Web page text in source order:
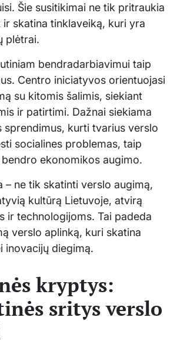
Šie susitikimai ne tik pritraukia
ir skatina tinklaveiką, kuri yra
plėtrai.
bendradarbiavimui taip
Centro iniciatyvos orientuojasi
su kitomis šalimis, siekiant
ir patirtimi. Dažnai siekiama
sprendimus, kurti tvarius verslo
socialines problemas, taip
ekonomikos augimo.
– ne tik skatinti verslo augimą,
kultūrą Lietuvoje, atvirą
ir technologijoms. Tai padeda
verslo aplinką, kuri skatina
inovacijų diegimą.
kryptys:
sritys verslo